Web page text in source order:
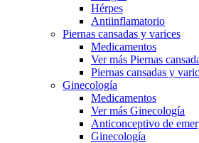
Hérpes
Antiinflamatorio
Piernas cansadas y varices
Medicamentos
Ver más Piernas
Piernas cansadas y
Ginecología
Medicamentos
Ver más Ginecología
Anticonceptivo de
Ginecología